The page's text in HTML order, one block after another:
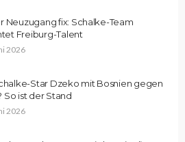
Neuzugang fix: Schalke-Team
Freiburg-Talent
2026
Star Dzeko mit Bosnien gegen
So ist der Stand
2026